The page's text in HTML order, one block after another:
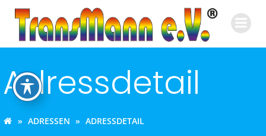
Inhalt
springen
Adressdetail
ADRESSEN ADRESSDETAIL